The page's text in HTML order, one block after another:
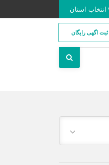
ثبت اگهی رایگان